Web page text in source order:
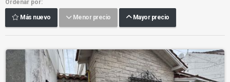
Ordenar por:
Más nuevo Menor precio Mayor precio